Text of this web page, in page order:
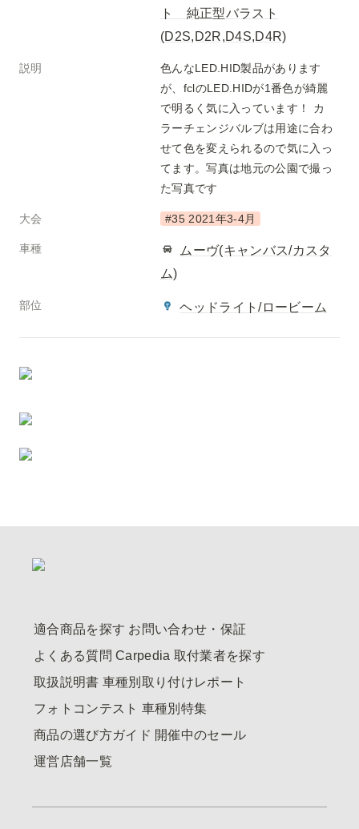
ト 純正型バラスト
(D2S,D2R,D4S,D4R)
説明
色んなLED.HID製品があります
が、fclのLED.HIDが1番色が綺麗
で明るく気に入っています！ カ
ラーチェンジバルブは用途に合わ
せて色を変えられるので気に入っ
てます。写真は地元の公園で撮っ
た写真です
大会 #35 2021年3-4月
車種
ムーヴ(キャンバス/カスタ
ム)
部位 ヘッドライト/ロービーム
適合商品を探す お問い合わせ・保証
よくある質問 Carpedia 取付業者を探す
取扱説明書 車種別取り付けレポート
フォトコンテスト 車種別特集
商品の選び方ガイド 開催中のセール
運営店舗一覧